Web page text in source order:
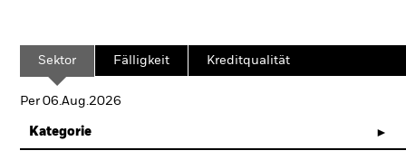
Sektor Fälligkeit Kreditqualität
Per 06.Aug.2026
Kategorie